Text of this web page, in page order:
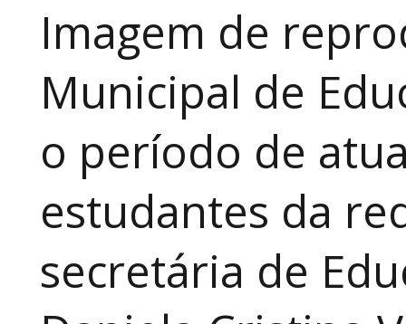
Imagem de
Municipal de
o período de
estudantes da
secretária de